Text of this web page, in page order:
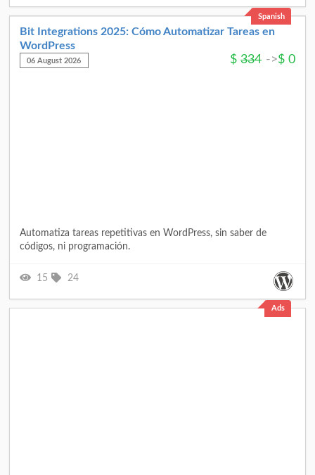
Spanish
Bit Integrations 2025: Cómo Automatizar Tareas en
WordPress
06 August 2026 $ 334 ->$ 0
Automatiza tareas repetitivas en WordPress, sin saber de
códigos, ni programación.
15 24
Ads